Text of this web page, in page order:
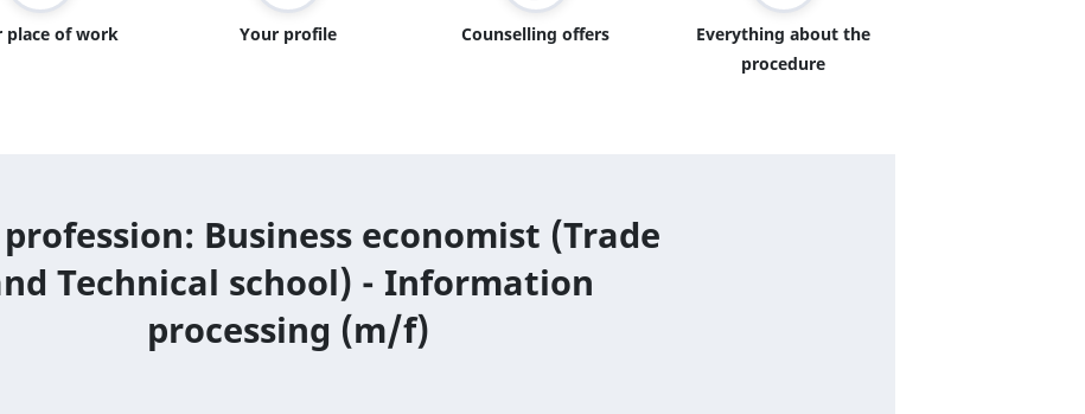
place of work Your profile Counselling offers
Everything about the
procedure
Business economist (Trade
Technical school) - Information
processing (m/f)